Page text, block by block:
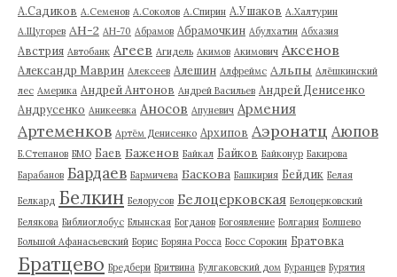
А.Садиков А.Семенов А.Соколов А.Спирин А.Ушаков А.Халтурин
А.Щугорев АН-2 АН-70 Абрамов Абрамочкин Абулхатин Абхазия
Австрия Автобанк Агеев Агидель Акимов Акимович Аксенов
Александр Маврин Алексеев Алешин Алфреймс Альпы Алёшкинский
лес Америка Андрей Антонов Андрей Васильев Андрей Денисенко
Андрусенко Аникеевка Аносов Апуневич Армения
Артеменков Артём Денисенко Архипов Аэронатц Аюпов
Б.Степанов БМО Баев Баженов Байкал Байков Байконур Бакирова
Барабанов Бардаев Бармичева Баскова Башкирия Бейдик Белая
Белкард Белкин Белорусов Белоцерковская Белоцерковский
Белякова Библиоглобус Блынская Богданов Богоявление Болгария Болшево
Большой Афанасьевский Борис Боряна Росса Босс Сорокин Братовка
Братцево Бредбери Бритвина Булгаковский дом Буранцев Бурятия